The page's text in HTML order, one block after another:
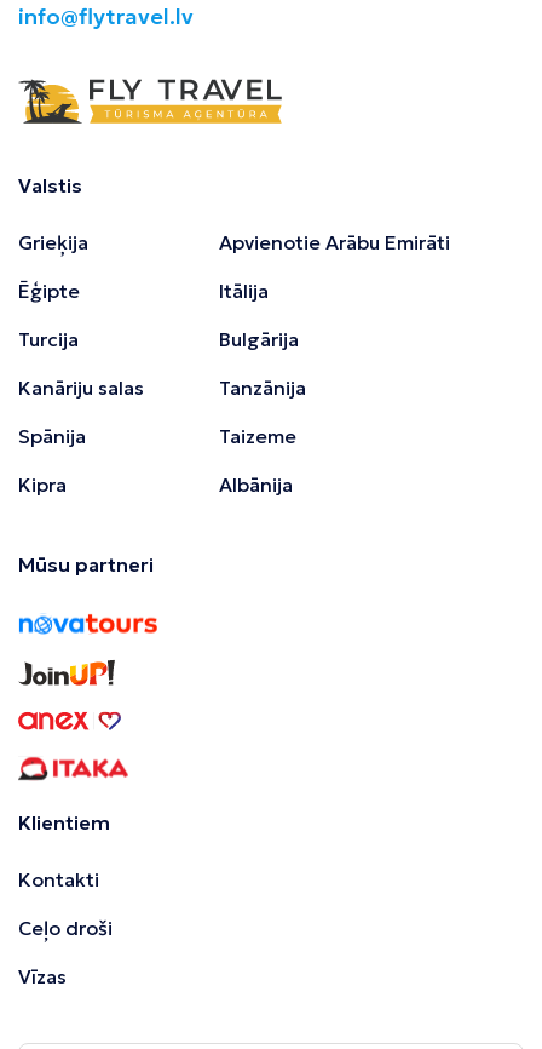
info@flytravel.lv
Valstis
Grieķija
Ēģipte
Turcija
Kanāriju salas
Spānija
Kipra
Apvienotie Arābu Emirāti
Itālija
Bulgārija
Tanzānija
Taizeme
Albānija
Mūsu partneri
Klientiem
Kontakti
Ceļo droši
Vīzas